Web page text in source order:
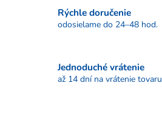
Rýchle doručenie
odosielame do 24–48 hod.
Jednoduché vrátenie
až 14 dní na vrátenie tovaru